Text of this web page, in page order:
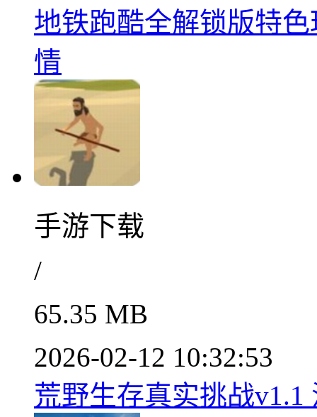
地铁跑酷全解锁版特
情
手游下载
/
65.35 MB
2026-02-12 10:32:53
荒野生存真实挑战v1.1